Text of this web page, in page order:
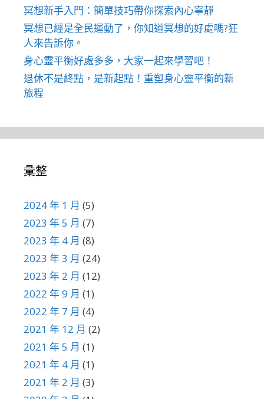
冥想新手入門：簡單技巧帶你探索內心寧靜
冥想已經是全民運動了，你知道冥想的好處嗎?狂
人來告訴你。
身心靈平衡好處多多，大家一起來學習吧！
退休不是終點，是新起點！重塑身心靈平衡的新
旅程
彙整
2024 年 1 月 (5)
2023 年 5 月 (7)
2023 年 4 月 (8)
2023 年 3 月 (24)
2023 年 2 月 (12)
2022 年 9 月 (1)
2022 年 7 月 (4)
2021 年 12 月 (2)
2021 年 5 月 (1)
2021 年 4 月 (1)
2021 年 2 月 (3)